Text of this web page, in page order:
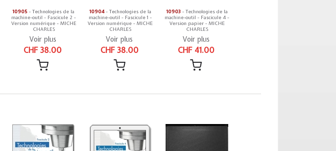
10905 - Technologies de la
machine-outil - Fascicule 2 -
Version numérique - MICHE
CHARLES
Voir plus
CHF 38.00
10904- Technologies de la
machine-outil - Fascicule 1 -
Version numérique - MICHE
CHARLES
Voir plus
CHF 38.00
10903- Technologies de la
machine-outil - Fascicule 4 -
Version papier - MICHE
CHARLES
Voir plus
CHF 41.00